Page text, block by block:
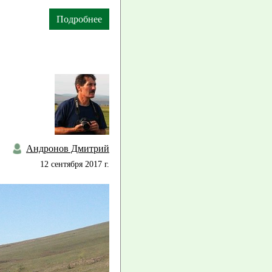
Подробнее
Андронов Дмитрий
12 сентября 2017 г.